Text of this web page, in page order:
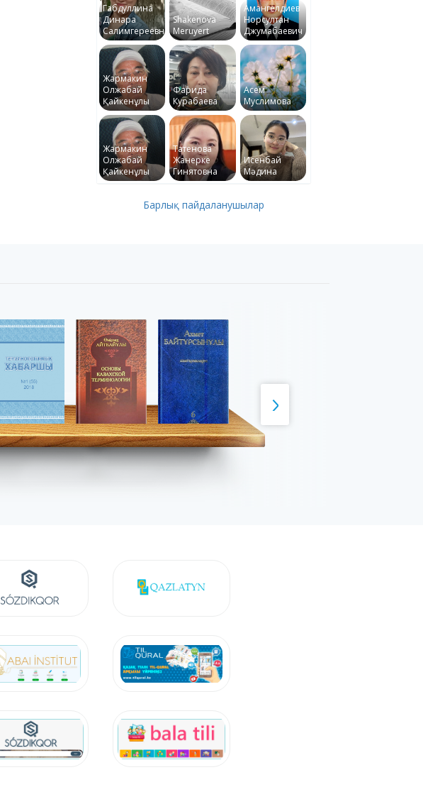
Габдуллина
Динара
Салимгереевна
Shakenova
Meruyert
Амангелдиев
Норсултан
Джумабаевич
Жармакин
Олжабай
Қайкенұлы
Фарида
Курабаева
Асем
Муслимова
Жармакин
Олжабай
Қайкенұлы
Татенова
Жанерке
Гинятовна
Исенбай
Мәдина
Барлық пайдаланушылар